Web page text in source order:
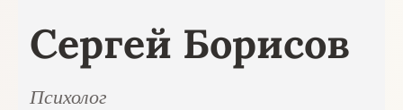
Сергей Борисов
Психолог